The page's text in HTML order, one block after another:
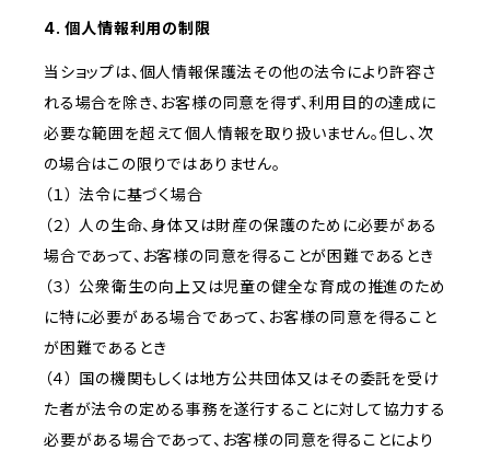
4. 個人情報利用の制限
当ショップは、個人情報保護法その他の法令により許容さ
れる場合を除き、お客様の同意を得ず、利用目的の達成に
必要な範囲を超えて個人情報を取り扱いません。但し、次
の場合はこの限りではありません。
（１） 法令に基づく場合
（２） 人の生命、身体又は財産の保護のために必要がある
場合であって、お客様の同意を得ることが困難であるとき
（３） 公衆衛生の向上又は児童の健全な育成の推進のため
に特に必要がある場合であって、お客様の同意を得ること
が困難であるとき
（４） 国の機関もしくは地方公共団体又はその委託を受け
た者が法令の定める事務を遂行することに対して協力する
必要がある場合であって、お客様の同意を得ることにより